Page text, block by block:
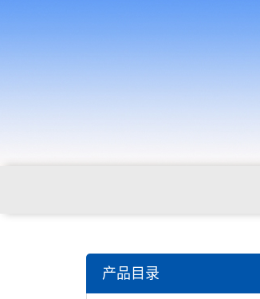
试仪，定氮仪，紫外可见分光光度计
产品目录